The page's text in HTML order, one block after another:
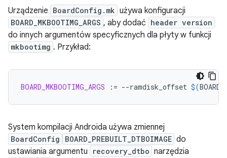
Urządzenie BoardConfig.mk używa konfiguracji
BOARD_MKBOOTIMG_ARGS , aby dodać header version
do innych argumentów specyficznych dla płyty w funkcji
mkbootimg . Przykład:
BOARD_MKBOOTIMG_ARGS := --ramdisk_offset $(
System kompilacji Androida używa zmiennej
BoardConfig BOARD_PREBUILT_DTBOIMAGE do
ustawiania argumentu
recovery_dtbo narzędzia